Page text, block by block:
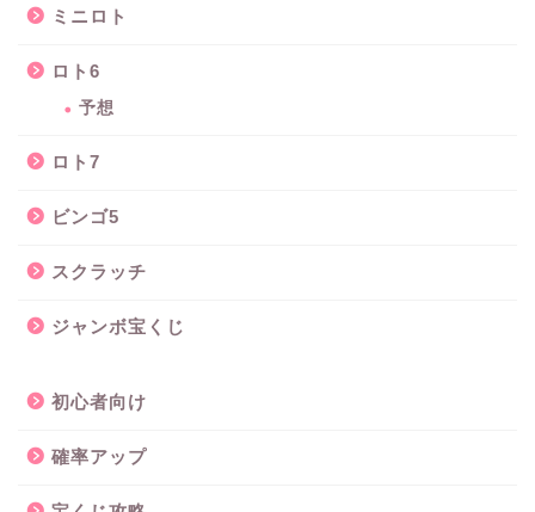
ミニロト
ロト6
予想
ロト7
ビンゴ5
スクラッチ
ジャンボ宝くじ
初心者向け
確率アップ